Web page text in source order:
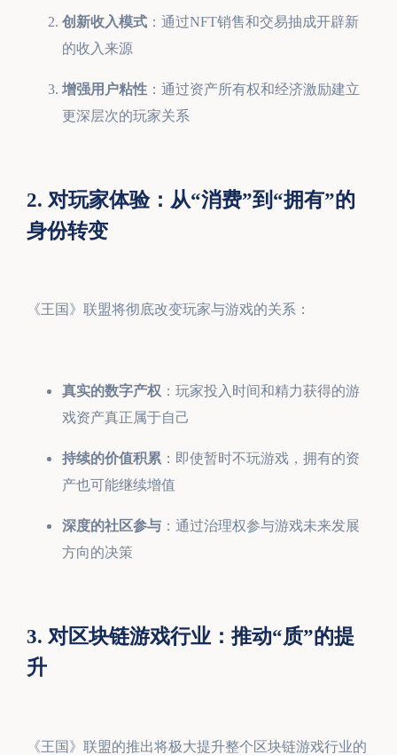
创新收入模式 ：通过NFT销售和交易抽成开辟新
的收入来源
增强用户粘性 ：通过资产所有权和经济激励建立
更深层次的玩家关系
2. 对玩家体验：从“消费”到“拥有”的
身份转变
《王国》联盟将彻底改变玩家与游戏的关系：
真实的数字产权 ：玩家投入时间和精力获得的游
戏资产真正属于自己
持续的价值积累 ：即使暂时不玩游戏，拥有的资
产也可能继续增值
深度的社区参与 ：通过治理权参与游戏未来发展
方向的决策
3. 对区块链游戏行业：推动“质”的提
升
《王国》联盟的推出将极大提升整个区块链游戏行业的